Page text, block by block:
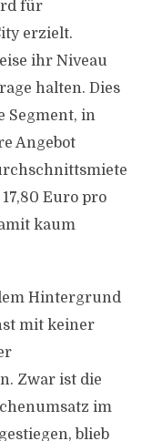
für
erzielt.
ihr Niveau
halten. Dies
Segment, in
Angebot
Euro pro
kaum
Hintergrund
mit keiner
Zwar ist die
im
blieb